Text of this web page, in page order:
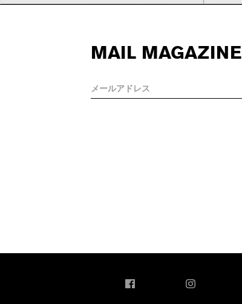
MAIL MAGAZINE
Instagram